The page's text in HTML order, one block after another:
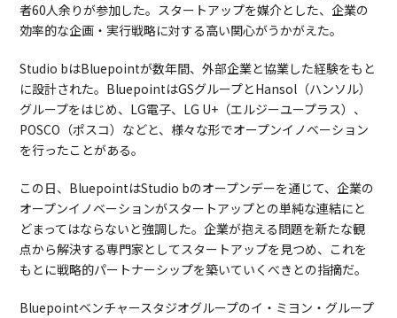
者60人余りが参加した。スタートアップを媒介とした、企業の
効率的な企画・実行戦略に対する高い関心がうかがえた。
Studio bはBluepointが数年間、外部企業と協業した経験をもと
に設計された。BluepointはGSグループとHansol（ハンソル）
グループをはじめ、LG電子、LG U+（エルジーユープラス）、
POSCO（ポスコ）などと、様々な形でオープンイノベーション
を行ったことがある。
この日、BluepointはStudio bのオープンデーを通じて、企業の
オープンイノベーションがスタートアップとの単純な連結にと
どまってはならないと強調した。企業が抱える問題を新たな観
点から解決する専門家としてスタートアップを見つめ、これを
もとに戦略的パートナーシップを築いていくべきとの指摘だ。
Bluepointベンチャースタジオグループのイ・ミヨン・グループ